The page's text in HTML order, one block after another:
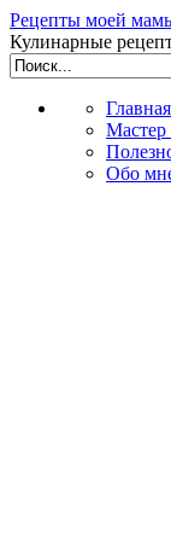
Рецепты моей
Кулинарные
Главная
Мастер
Обо